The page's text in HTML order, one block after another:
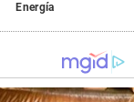
Energía